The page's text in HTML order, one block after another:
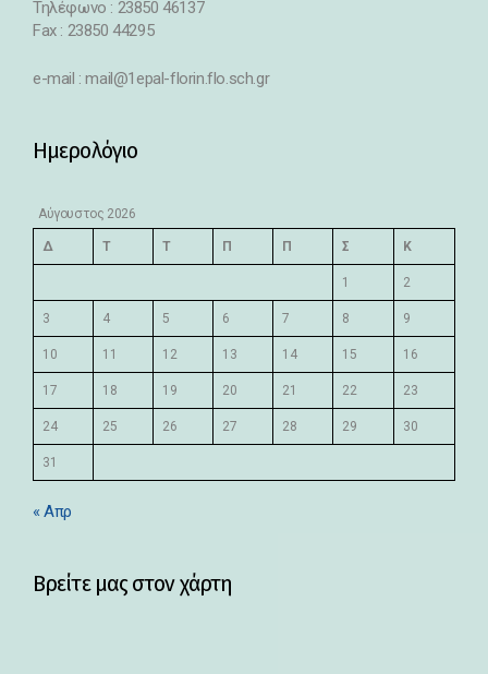
Τηλέφωνο : 23850 46137
Fax : 23850 44295
e-mail : mail@1epal-florin.flo.sch.gr
Ημερολόγιο
Αύγουστος 2026
Δ Τ Τ Π Π Σ Κ
1 2
3 4 5 6 7 8 9
10 11 12 13 14 15 16
17 18 19 20 21 22 23
24 25 26 27 28 29 30
31
« Απρ
Βρείτε μας στον χάρτη